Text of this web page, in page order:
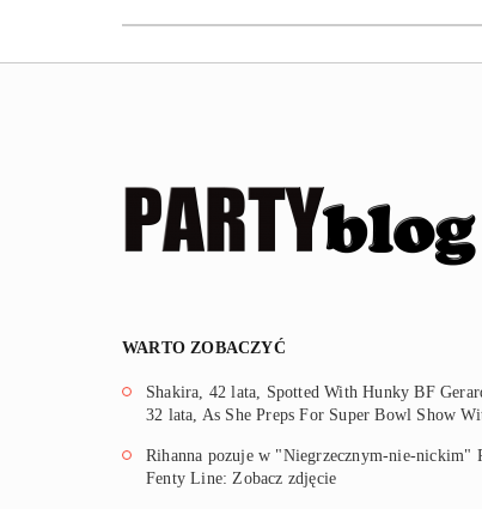
WARTO ZOBACZYĆ
Shakira, 42 lata, Spotted With Hunky BF
32 lata, As She Preps For Super Bowl Show
Rihanna pozuje w "Niegrzecznym-nie-nickim"
Fenty Line: Zobacz zdjęcie